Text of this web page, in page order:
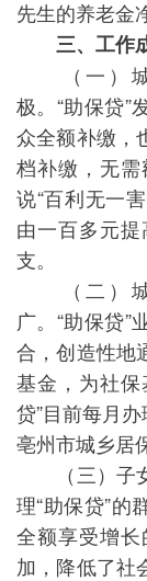
先生的养老金
三、工作
（一）城
极。“助保贷”
众全额补缴，
档补缴，无
说“百利无一
由一百多元
支。
（二）城
广。“助保贷”
合，创造性地
基金，为社保
贷”目前每月
亳州市城乡居
（三）子女
理“助保贷”的
全额享受增
加，降低了社